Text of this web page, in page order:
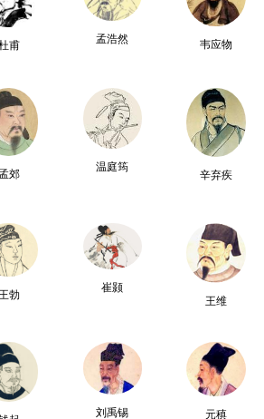
甫
孟浩然 韦应物
郊
温庭筠
辛弃疾
勃
崔颢
王维
刘禹锡 元稹